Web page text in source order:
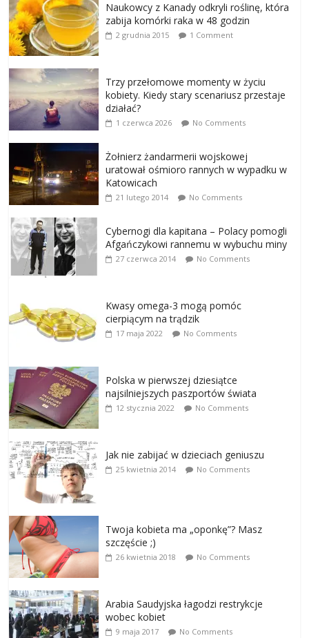
Naukowcy z Kanady odkryli roślinę, która
zabija komórki raka w 48 godzin
2 grudnia 2015 1 Comment
Trzy przełomowe momenty w życiu
kobiety. Kiedy stary scenariusz przestaje
działać?
1 czerwca 2026 No Comments
Żołnierz żandarmerii wojskowej
uratował ośmioro rannych w wypadku w
Katowicach
21 lutego 2014 No Comments
Cybernogi dla kapitana – Polacy pomogli
Afgańczykowi rannemu w wybuchu miny
27 czerwca 2014 No Comments
Kwasy omega-3 mogą pomóc
cierpiącym na trądzik
17 maja 2022 No Comments
Polska w pierwszej dziesiątce
najsilniejszych paszportów świata
12 stycznia 2022 No Comments
Jak nie zabijać w dzieciach geniuszu
25 kwietnia 2014 No Comments
Twoja kobieta ma „oponkę”? Masz
szczęście ;)
26 kwietnia 2018 No Comments
Arabia Saudyjska łagodzi restrykcje
wobec kobiet
9 maja 2017 No Comments